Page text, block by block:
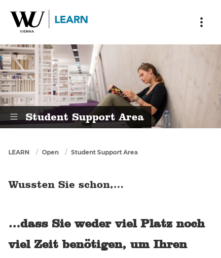
Wussten Sie schon,...
Student Support Area
You are here
LEARN Open Student Support Area
Wussten Sie schon,...
…dass Sie weder viel Platz noch
viel Zeit benötigen, um Ihren